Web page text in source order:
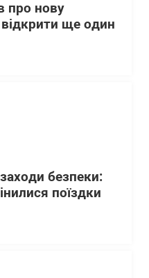
про нову
ще один
безпеки:
поїздки